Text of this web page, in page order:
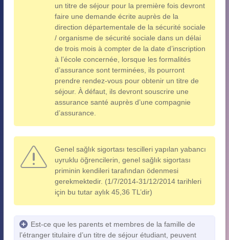
un titre de séjour pour la première fois devront
faire une demande écrite auprès de la
direction départementale de la sécurité sociale
/ organisme de sécurité sociale dans un délai
de trois mois à compter de la date d’inscription
à l’école concernée, lorsque les formalités
d’assurance sont terminées, ils pourront
prendre rendez-vous pour obtenir un titre de
séjour. À défaut, ils devront souscrire une
assurance santé auprès d’une compagnie
d’assurance.
Genel sağlık sigortası tescilleri yapılan yabancı
uyruklu öğrencilerin, genel sağlık sigortası
priminin kendileri tarafından ödenmesi
gerekmektedir. (1/7/2014-31/12/2014 tarihleri
için bu tutar aylık 45,36 TL’dir)
Est-ce que les parents et membres de la famille de
l’étranger titulaire d’un titre de séjour étudiant, peuvent